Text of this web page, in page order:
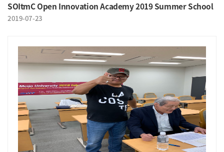
SOItmC Open Innovation Academy 2019 Summer School
2019-07-23